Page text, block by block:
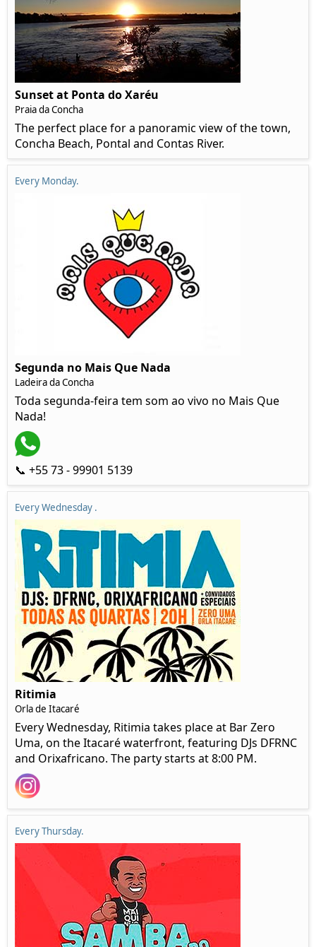
Sunset at Ponta do Xaréu
Praia da Concha
The perfect place for a panoramic view of the town,
Concha Beach, Pontal and Contas River.
Every Monday.
Segunda no Mais Que Nada
Ladeira da Concha
Toda segunda-feira tem som ao vivo no Mais Que
Nada!
📞 +55 73 - 99901 5139
Every Wednesday .
Ritimia
Orla de Itacaré
Every Wednesday, Ritimia takes place at Bar Zero
Uma, on the Itacaré waterfront, featuring DJs DFRNC
and Orixafricano. The party starts at 8:00 PM.
Every Thursday.